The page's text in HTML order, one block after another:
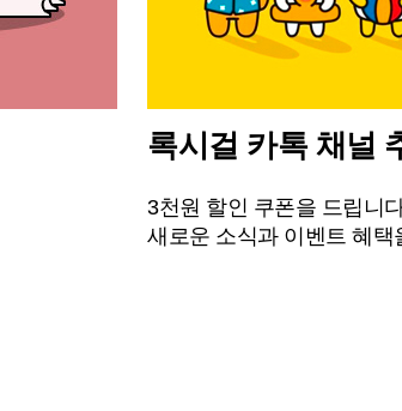
록시걸 카톡 채널
3천원 할인 쿠폰을 드립니
새로운 소식과 이벤트 혜택